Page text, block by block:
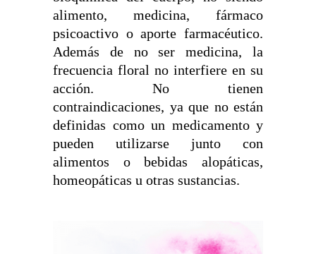
alimento, medicina, fármaco
psicoactivo o aporte farmacéutico.
Además de no ser medicina, la
frecuencia floral no interfiere en su
acción. No tienen
contraindicaciones, ya que no están
definidas como un medicamento y
pueden utilizarse junto con
alimentos o bebidas alopáticas,
homeopáticas u otras sustancias.